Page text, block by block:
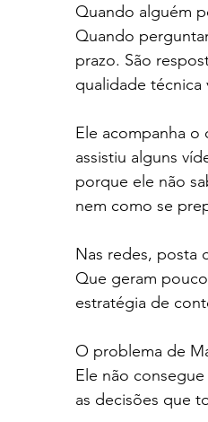
Quando alguém
Quando
prazo. São
qualidade
Ele acompanha o
assistiu alguns
porque ele não
nem como se
Nas redes, posta
Que geram
estratégia de
O problema de
Ele não
as decisões que